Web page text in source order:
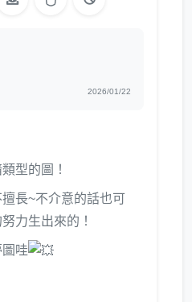
2026/01/22
型的圖！
長~不介意的話也可
力生出來的！
哇